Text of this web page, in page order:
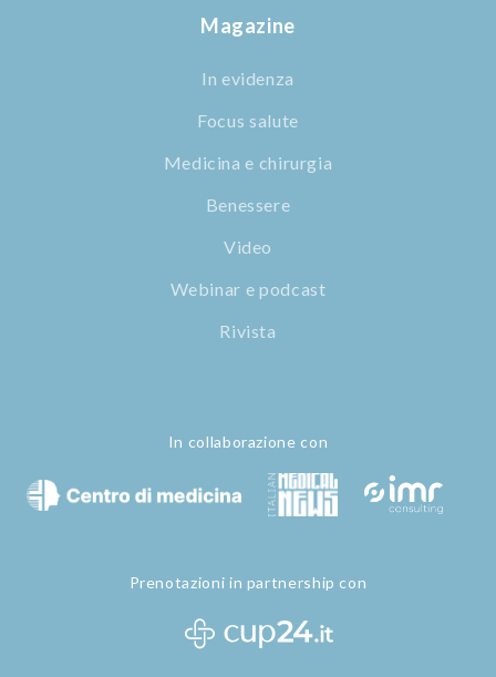
Magazine
In evidenza
Focus salute
Medicina e chirurgia
Benessere
Video
Webinar e podcast
Rivista
In collaborazione con
Prenotazioni in partnership con